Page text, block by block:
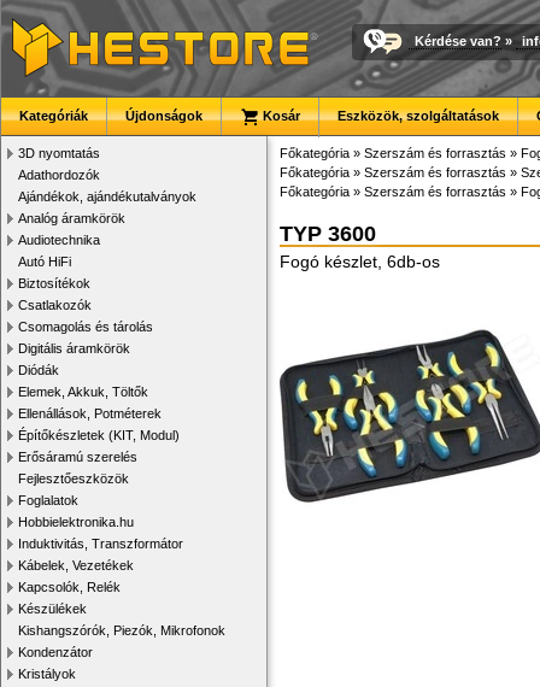
Kérdése van? »
Kategóriák Újdonságok Kosár Eszközök, szolgáltatások
3D nyomtatás
Adathordozók
Ajándékok, ajándékutalványok
Analóg áramkörök
Audiotechnika
Autó HiFi
Biztosítékok
Csatlakozók
Csomagolás és tárolás
Digitális áramkörök
Diódák
Elemek, Akkuk, Töltők
Ellenállások, Potméterek
Építőkészletek (KIT, Modul)
Erősáramú szerelés
Fejlesztőeszközök
Foglalatok
Hobbielektronika.hu
Induktivitás, Transzformátor
Kábelek, Vezetékek
Kapcsolók, Relék
Készülékek
Kishangszórók, Piezók, Mikrofonok
Kondenzátor
Kristályok
Főkategória » Szerszám és forrasztás »
Főkategória » Szerszám és forrasztás »
Főkategória » Szerszám és forrasztás »
TYP 3600
Fogó készlet, 6db-os